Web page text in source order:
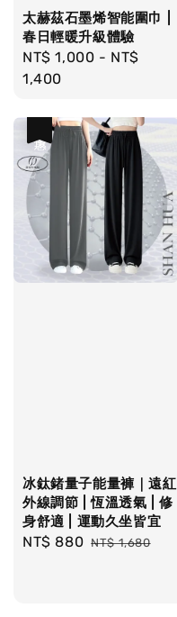
太赫茲石墨烯智能圍巾 |
春日輕暖升級體驗
Regular
price
NT$ 1,000 - NT$
1,400
冰鈦鍺量子能量褲｜遠紅
外線調節 | 恆溫透氣 | 修
身舒適 | 運動久坐皆宜
Sale
NT$ 880 Regular
NT$ 1,680